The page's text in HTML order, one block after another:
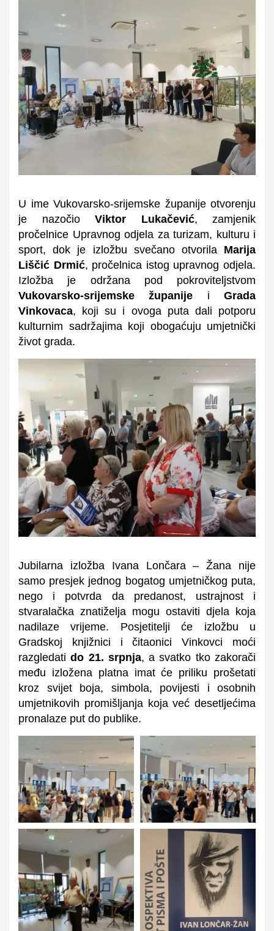
U ime Vukovarsko-srijemske županije otvorenju
je nazočio Viktor Lukačević, zamjenik
pročelnice Upravnog odjela za turizam, kulturu i
sport, dok je izložbu svečano otvorila Marija
Liščić Drmić, pročelnica istog upravnog odjela.
Izložba je održana pod pokroviteljstvom
Vukovarsko-srijemske županije iGrada
Vinkovaca, koji su i ovoga puta dali potporu
kulturnim sadržajima koji obogaćuju umjetnički
život grada.
Jubilarna izložba Ivana Lončara – Žana nije
samo presjek jednog bogatog umjetničkog puta,
nego i potvrda da predanost, ustrajnost i
stvaralačka znatiželja mogu ostaviti djela koja
nadilaze vrijeme. Posjetitelji će izložbu u
Gradskoj knjižnici i čitaonici Vinkovci moći
razgledatido 21. srpnja, a svatko tko zakorači
među izložena platna imat će priliku prošetati
kroz svijet boja, simbola, povijesti i osobnih
umjetnikovih promišljanja koja već desetljećima
pronalaze put do publike.